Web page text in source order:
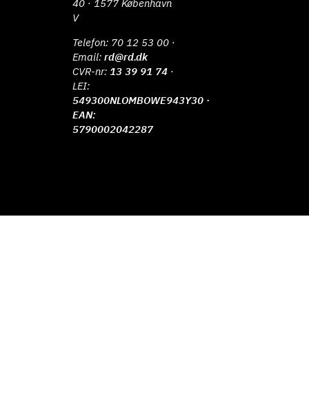
40 · 1577 København
V
Telefon: 70 12 53 00 ·
Email:rd@rd.dk
CVR-nr: 13 39 91 74 ·
LEI:
549300NLOMBOWE943Y30 ·
EAN:
5790002042287